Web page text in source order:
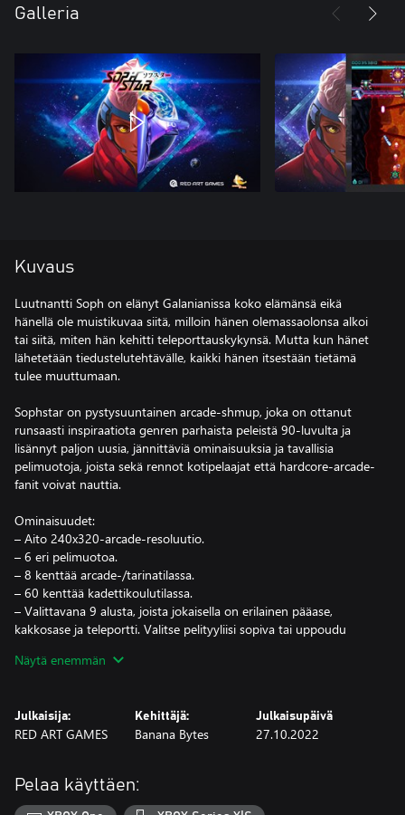
Galleria
Kuvaus
Luutnantti Soph on elänyt Galanianissa koko elämänsä eikä
hänellä ole muistikuvaa siitä, milloin hänen olemassaolonsa alkoi
tai siitä, miten hän kehitti teleporttauskykynsä. Mutta kun hänet
lähetetään tiedustelutehtävälle, kaikki hänen itsestään tietämä
tulee muuttumaan.
Sophstar on pystysuuntainen arcade-shmup, joka on ottanut
runsaasti inspiraatiota genren parhaista peleistä 90-luvulta ja
lisännyt paljon uusia, jännittäviä ominaisuuksia ja tavallisia
pelimuotoja, joista sekä rennot kotipelaajat että hardcore-arcade-
fanit voivat nauttia.
Ominaisuudet:
– Aito 240x320-arcade-resoluutio.
– 6 eri pelimuotoa.
– 8 kenttää arcade-/tarinatilassa.
– 60 kenttää kadettikoulutilassa.
– Valittavana 9 alusta, joista jokaisella on erilainen pääase,
kakkosase ja teleportti. Valitse pelityyliisi sopiva tai uppoudu
– Lukuisia avattavia ominaisuuksia.
– Yli 20 pomoa/välipomoa kukistettavaksi.
– Sulava ohjaus Liikefokus-ominaisuudella, joka mahdollistaa
– Lähestyttävät pistejärjestelmät niin uusille pelaajille kuin
shmup-veteraaneille.
– Pystysuuntainen näyttötila (”tate”) aitoa arcade-fiilistä varten.
Näytä enemmän
Julkaisija:
RED ART GAMES
Kehittäjä:
Banana Bytes
Julkaisupäivä
27.10.2022
Pelaa käyttäen: